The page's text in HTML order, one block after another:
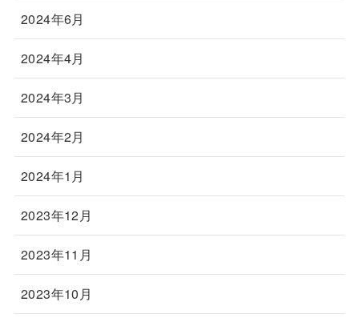
2024年6月
2024年4月
2024年3月
2024年2月
2024年1月
2023年12月
2023年11月
2023年10月